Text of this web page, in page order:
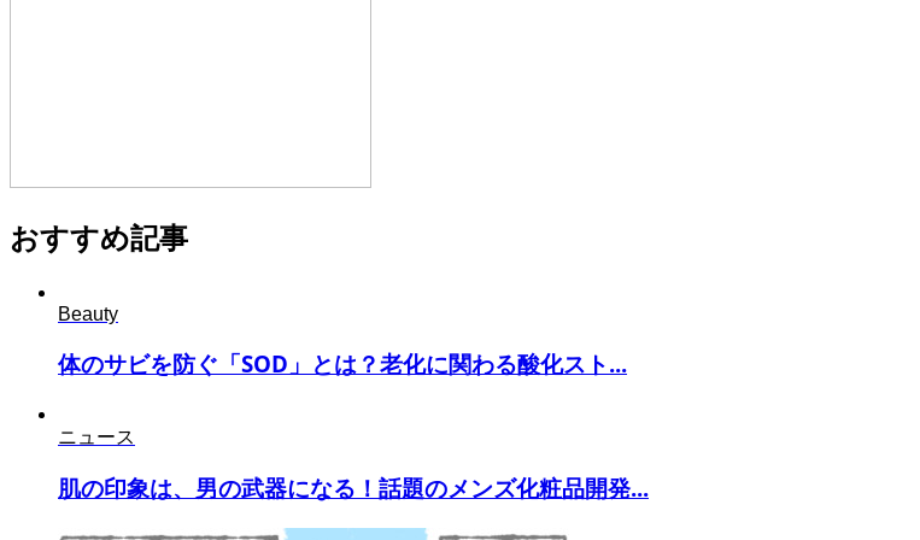
おすすめ記事
Beauty
体のサビを防ぐ「SOD」とは？老化に関わる酸化スト...
ニュース
肌の印象は、男の武器になる！話題のメンズ化粧品開発...